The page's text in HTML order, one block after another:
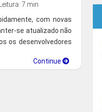
Leitura: 7 min
com novas
se atualizado não
os desenvolvedores
Continue